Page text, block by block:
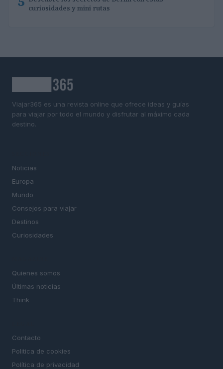
curiosidades y mini rutas
Viajar365 es una revista online que ofrece ideas y guías
para viajar por todo el mundo y disfrutar al máximo cada
destino.
Noticias
Europa
Mundo
Consejos para viajar
Destinos
Curiosidades
Quienes somos
Últimas noticias
Think
Contacto
Politica de cookies
Política de privacidad